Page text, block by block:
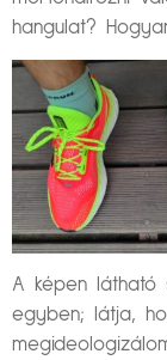
hangulat?
A képen látható
egyben; látja,